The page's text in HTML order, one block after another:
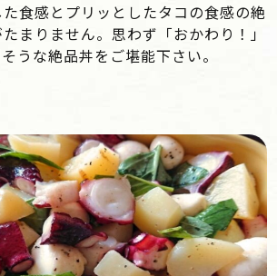
食感とプリッとしたタコの食感の絶
まりません。思わず「おかわり！」
うな絶品丼をご堪能下さい。